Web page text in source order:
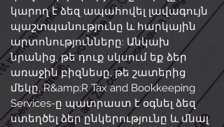
կարող է ձեզ ապահովել լավագույն
պաշտպանությունը և հարկային
արտոնությունները: Անկախ
նրանից, թե դուք սկսում եք ձեր
առաջին բիզնեսը, թե շատերից
մեկը, R&amp;R Tax and Bookkeeping
Services-ը պատրաստ է օգնել ձեզ
ստեղծել ձեր ընկերությունը և մնալ